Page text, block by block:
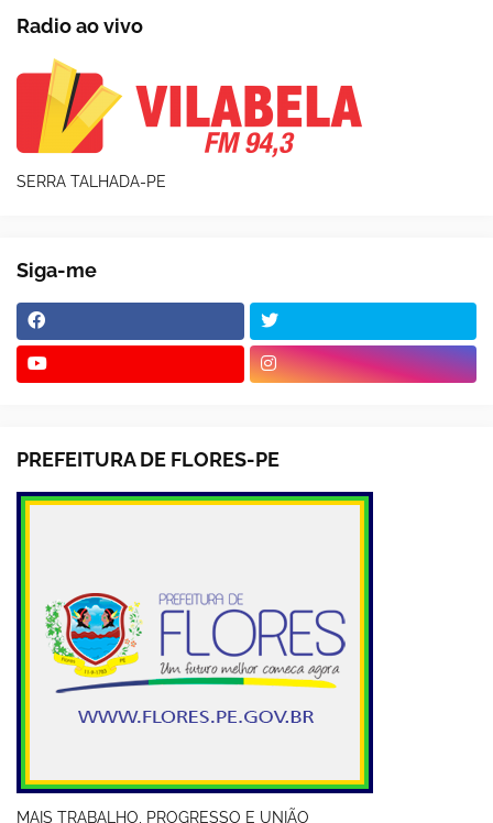
Radio ao vivo
SERRA TALHADA-PE
Siga-me
PREFEITURA DE FLORES-PE
MAIS TRABALHO, PROGRESSO E UNIÃO